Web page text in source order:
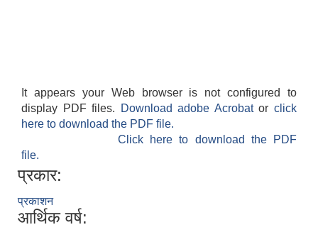
It appears your Web browser is not configured to
display PDF files.
Download adobe Acrobatorclick
here to download the PDF file.
Click here to download the PDF
file.
प्रकार:
प्रकाशन
आर्थिक वर्ष: